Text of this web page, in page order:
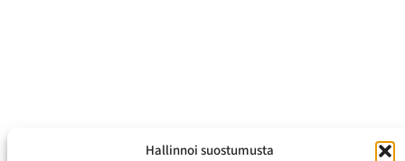
Hallinnoi suostumusta